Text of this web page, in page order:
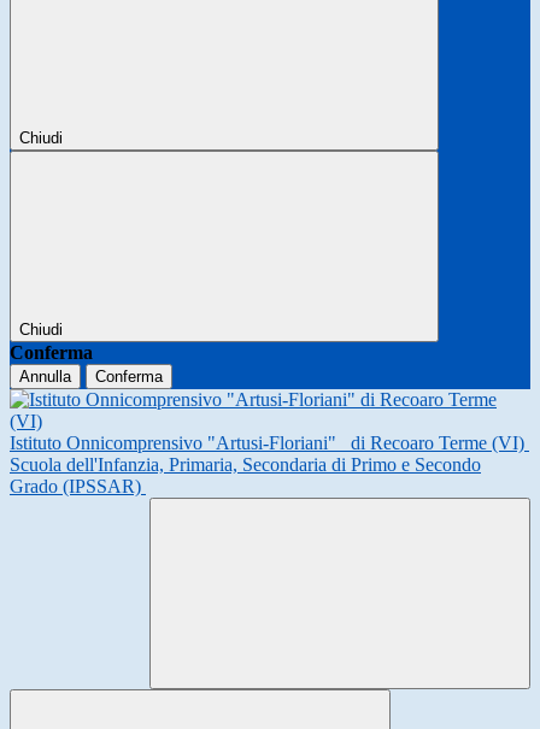
Chiudi
Chiudi
Conferma
Annulla Conferma
Istituto Onnicomprensivo "Artusi-Floriani"
di Recoaro Terme (VI)
Scuola dell'Infanzia, Primaria, Secondaria di Primo e Secondo
Grado (IPSSAR)